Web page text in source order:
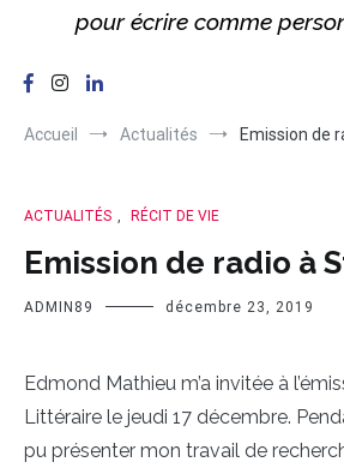
pour écrire comme
Accueil Actualités Emission de
ACTUALITÉS , RÉCIT DE VIE
Emission de radio à
ADMIN89 décembre 23, 2019
Edmond Mathieu m’a invitée à
Littéraire le jeudi 17 décembre.
pu présenter mon travail de